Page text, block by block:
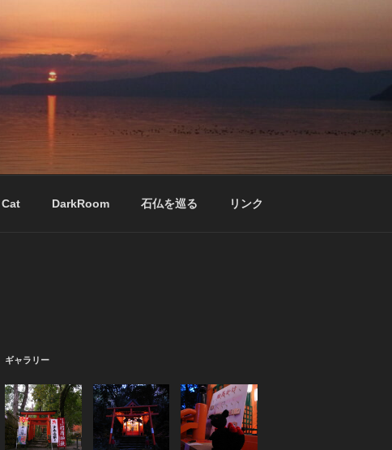
Cat DarkRoom 石仏を巡る リンク
ギャラリー